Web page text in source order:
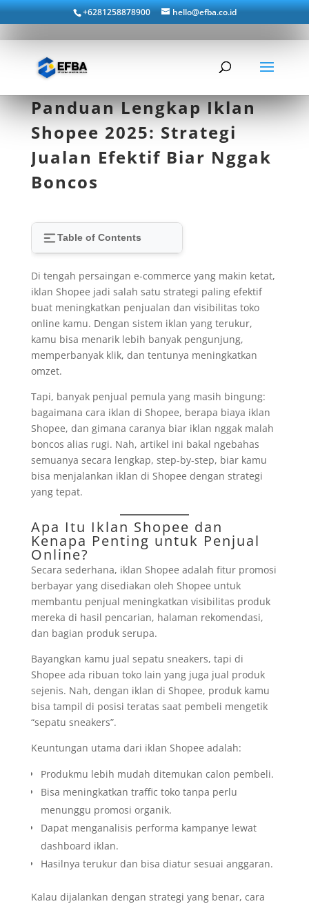
+6281258878900 hello@efba.co.id
Panduan Lengkap Iklan
Shopee 2025: Strategi
Jualan Efektif Biar Nggak
Boncos
Table of Contents
Di tengah persaingan e-commerce yang makin ketat,
iklan Shopee jadi salah satu strategi paling efektif
buat meningkatkan penjualan dan visibilitas toko
online kamu. Dengan sistem iklan yang terukur,
kamu bisa menarik lebih banyak pengunjung,
memperbanyak klik, dan tentunya meningkatkan
omzet.
Tapi, banyak penjual pemula yang masih bingung:
bagaimana cara iklan di Shopee, berapa biaya iklan
Shopee, dan gimana caranya biar iklan nggak malah
boncos alias rugi. Nah, artikel ini bakal ngebahas
semuanya secara lengkap, step-by-step, biar kamu
bisa menjalankan iklan di Shopee dengan strategi
yang tepat.
Apa Itu Iklan Shopee dan
Kenapa Penting untuk Penjual
Online?
Secara sederhana, iklan Shopee adalah fitur promosi
berbayar yang disediakan oleh Shopee untuk
membantu penjual meningkatkan visibilitas produk
mereka di hasil pencarian, halaman rekomendasi,
dan bagian produk serupa.
Bayangkan kamu jual sepatu sneakers, tapi di
Shopee ada ribuan toko lain yang juga jual produk
sejenis. Nah, dengan iklan di Shopee, produk kamu
bisa tampil di posisi teratas saat pembeli mengetik
“sepatu sneakers”.
Keuntungan utama dari iklan Shopee adalah:
Produkmu lebih mudah ditemukan calon pembeli.
Bisa meningkatkan traffic toko tanpa perlu
menunggu promosi organik.
Dapat menganalisis performa kampanye lewat
dashboard iklan.
Hasilnya terukur dan bisa diatur sesuai anggaran.
Kalau dijalankan dengan strategi yang benar, cara